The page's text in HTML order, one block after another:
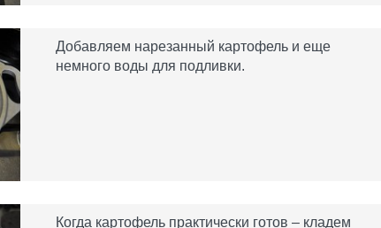
Добавляем нарезанный картофель и еще
немного воды для подливки.
Когда картофель практически готов – кладем